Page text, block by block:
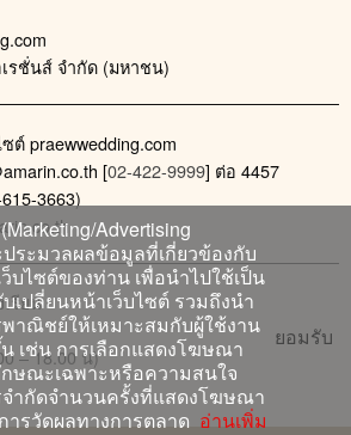
รชั่นส์ จำกัด (มหาชน)
praewwedding.com
[02-422-9999] ต่อ 4457
3663)
รียน
– 18.00 น)
Advertising
ประมวลผลข้อมูลที่เกี่ยวข้องกับ
บไซต์ของท่าน เพื่อนำไปใช้เป็น
เปลี่ยนหน้าเว็บไซต์ รวมถึงนำ
าณิชย์ให้เหมาะสมกับผู้ใช้งาน
เช่น การเลือกแสดงโฆษณา
ษณะเฉพาะหรือความสนใจ
ำกัดจำนวนครั้งที่แสดงโฆษณา
ารวัดผลทางการตลาด อ่านเพิ่ม
ยอมรับ